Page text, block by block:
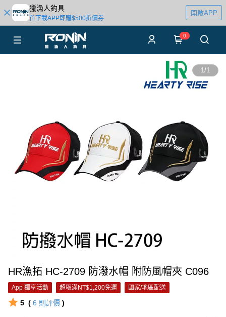
獵漁人釣具
首下載APP即贈$500折價券
開啟APP
0
1/1
HR漁拓 HC-2709 防潑水帽 附防風帽夾 C096
App 獨享活動 超取滿NT$1,200免運 國家/地區配送
5 ( 6 則評價 )